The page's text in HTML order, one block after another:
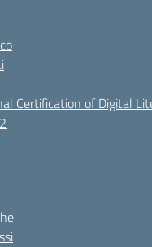
Certification of Digital